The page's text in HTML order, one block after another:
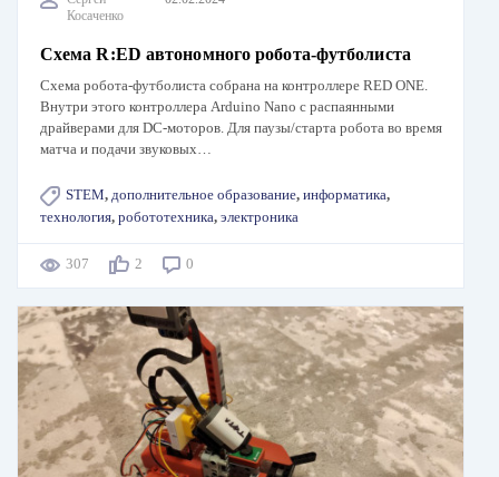
Косаченко
Схема R:ED автономного робота-футболиста
Схема робота-футболиста собрана на контроллере RED ONE.
Внутри этого контроллера Arduino Nano с распаянными
драйверами для DC-моторов. Для паузы/старта робота во время
матча и подачи звуковых…
STEM, дополнительное образование, информатика,
технология, робототехника, электроника
307 2 0